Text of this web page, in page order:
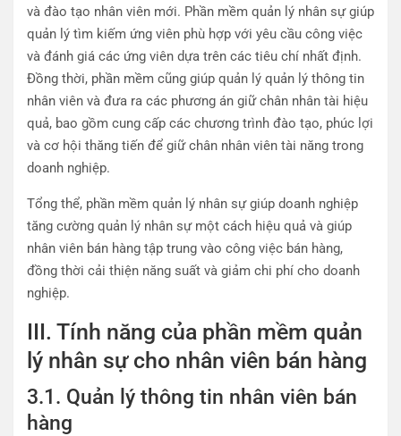
và đào tạo nhân viên mới. Phần mềm quản lý nhân sự giúp
quản lý tìm kiếm ứng viên phù hợp với yêu cầu công việc
và đánh giá các ứng viên dựa trên các tiêu chí nhất định.
Đồng thời, phần mềm cũng giúp quản lý quản lý thông tin
nhân viên và đưa ra các phương án giữ chân nhân tài hiệu
quả, bao gồm cung cấp các chương trình đào tạo, phúc lợi
và cơ hội thăng tiến để giữ chân nhân viên tài năng trong
doanh nghiệp.
Tổng thể, phần mềm quản lý nhân sự giúp doanh nghiệp
tăng cường quản lý nhân sự một cách hiệu quả và giúp
nhân viên bán hàng tập trung vào công việc bán hàng,
đồng thời cải thiện năng suất và giảm chi phí cho doanh
nghiệp.
III. Tính năng của phần mềm quản
lý nhân sự cho nhân viên bán hàng
3.1. Quản lý thông tin nhân viên bán
hàng